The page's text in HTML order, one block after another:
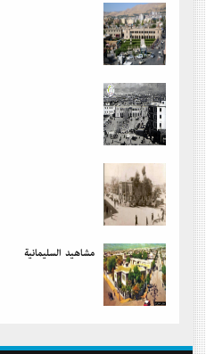
مشاهید السلیمانیة